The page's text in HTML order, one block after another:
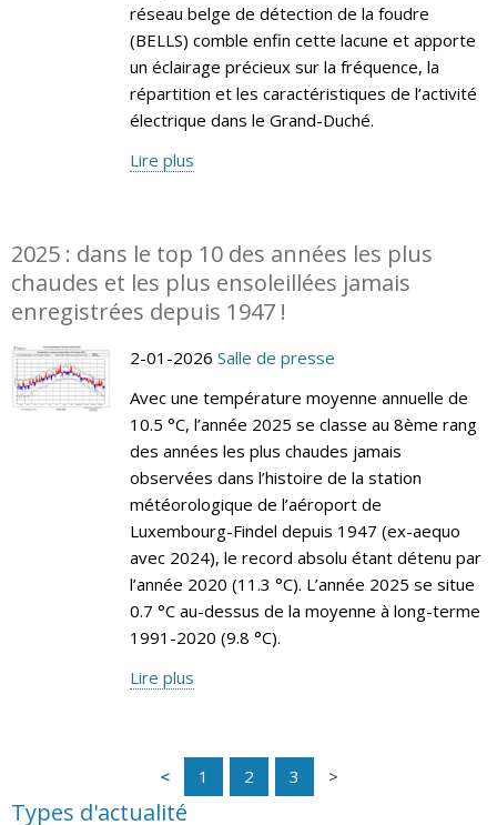
réseau belge de détection de la foudre
(BELLS) comble enfin cette lacune et apporte
un éclairage précieux sur la fréquence, la
répartition et les caractéristiques de l’activité
électrique dans le Grand-Duché.
Lire plus
2025 : dans le top 10 des années les plus
chaudes et les plus ensoleillées jamais
enregistrées depuis 1947 !
2-01-2026 Salle de presse
Avec une température moyenne annuelle de
10.5 °C, l’année 2025 se classe au 8ème rang
des années les plus chaudes jamais
observées dans l’histoire de la station
météorologique de l’aéroport de
Luxembourg-Findel depuis 1947 (ex-aequo
avec 2024), le record absolu étant détenu par
l’année 2020 (11.3 °C). L’année 2025 se situe
0.7 °C au-dessus de la moyenne à long-terme
1991-2020 (9.8 °C).
Lire plus
1 2 3
Types d'actualité